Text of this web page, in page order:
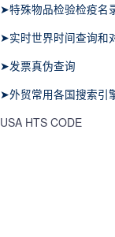
➤特殊物品检验检疫名
➤实时世界时间查询和
➤发票真伪查询
➤外贸常用各国搜索引
USA HTS CODE